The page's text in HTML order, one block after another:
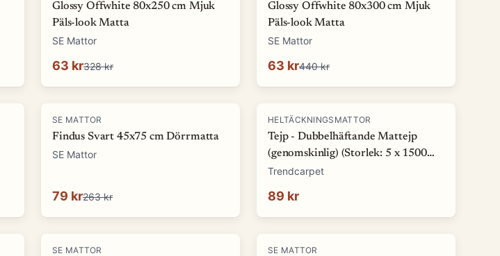
Glossy Offwhite 80x250 cm Mjuk
Päls-look Matta
SE Mattor
63 kr328 kr
Glossy Offwhite 80x300 cm Mjuk
Päls-look Matta
SE Mattor
63 kr440 kr
-70%
SE MATTOR
Findus Svart 45x75 cm Dörrmatta
SE Mattor
79 kr263 kr
HELTÄCKNINGSMATTOR
Tejp - Dubbelhäftande Mattejp
(genomskinlig) (Storlek: 5 x 1500
cm)
Trendcarpet
89 kr
-67%
SE MATTOR -68%
SE MATTOR